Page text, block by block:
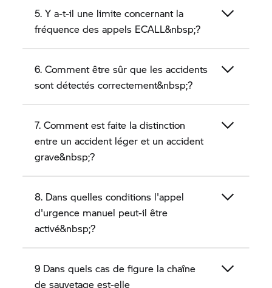
5. Y a-t-il une limite concernant la
fréquence des appels ECALL&nbsp;?
6. Comment être sûr que les accidents
sont détectés correctement&nbsp;?
7. Comment est faite la distinction
entre un accident léger et un accident
grave&nbsp;?
8. Dans quelles conditions l'appel
d'urgence manuel peut-il être
activé&nbsp;?
9 Dans quels cas de figure la chaîne
de sauvetage est-elle